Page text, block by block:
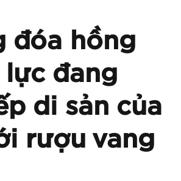
đóa hồng
lực đang
di sản của
rượu vang